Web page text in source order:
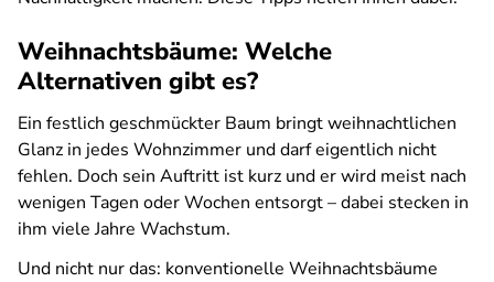
Weihnachtsbäume: Welche
Alternativen gibt es?
Ein festlich geschmückter Baum bringt weihnachtlichen
Glanz in jedes Wohnzimmer und darf eigentlich nicht
fehlen. Doch sein Auftritt ist kurz und er wird meist nach
wenigen Tagen oder Wochen entsorgt – dabei stecken in
ihm viele Jahre Wachstum.
Und nicht nur das: konventionelle Weihnachtsbäume